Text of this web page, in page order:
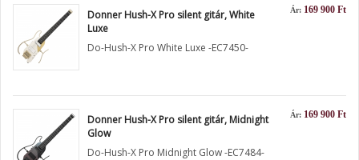
Ár: 169 900 Ft
Donner Hush-X Pro silent gitár, White
Luxe
Do-Hush-X Pro White Luxe -EC7450-
Ár: 169 900 Ft
Donner Hush-X Pro silent gitár, Midnight
Glow
Do-Hush-X Pro Midnight Glow -EC7484-